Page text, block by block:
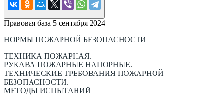
Правовая база 5 сентября 2024
НОРМЫ ПОЖАРНОЙ БЕЗОПАСНОСТИ
ТЕХНИКА ПОЖАРНАЯ.
РУКАВА ПОЖАРНЫЕ НАПОРНЫЕ.
ТЕХНИЧЕСКИЕ ТРЕБОВАНИЯ ПОЖАРНОЙ
БЕЗОПАСНОСТИ.
МЕТОДЫ ИСПЫТАНИЙ